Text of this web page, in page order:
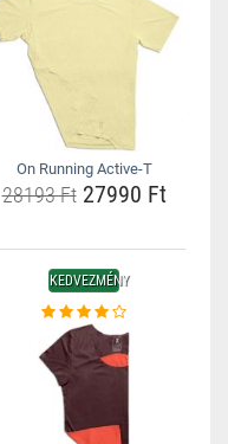
On Running Active-T
28193 Ft27990 Ft
KEDVEZMÉNY